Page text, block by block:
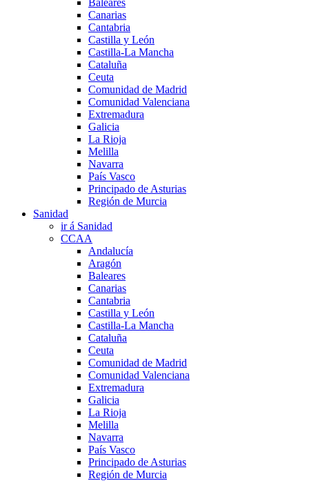
Canarias
Cantabria
Castilla y León
Castilla-La Mancha
Cataluña
Ceuta
Comunidad de Madrid
Comunidad Valenciana
Extremadura
Galicia
La Rioja
Melilla
Navarra
País Vasco
Principado de Asturias
Región de Murcia
Sanidad
ir á Sanidad
CCAA
Andalucía
Aragón
Baleares
Canarias
Cantabria
Castilla y León
Castilla-La Mancha
Cataluña
Ceuta
Comunidad de Madrid
Comunidad Valenciana
Extremadura
Galicia
La Rioja
Melilla
Navarra
País Vasco
Principado de Asturias
Región de Murcia